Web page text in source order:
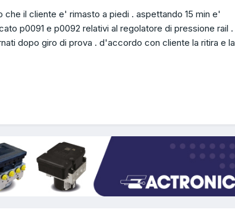
che il cliente e' rimasto a piedi . aspettando 15 min e'
p0091 e p0092 relativi al regolatore di pressione rail .
dopo giro di prova . d'accordo con cliente la ritira e la